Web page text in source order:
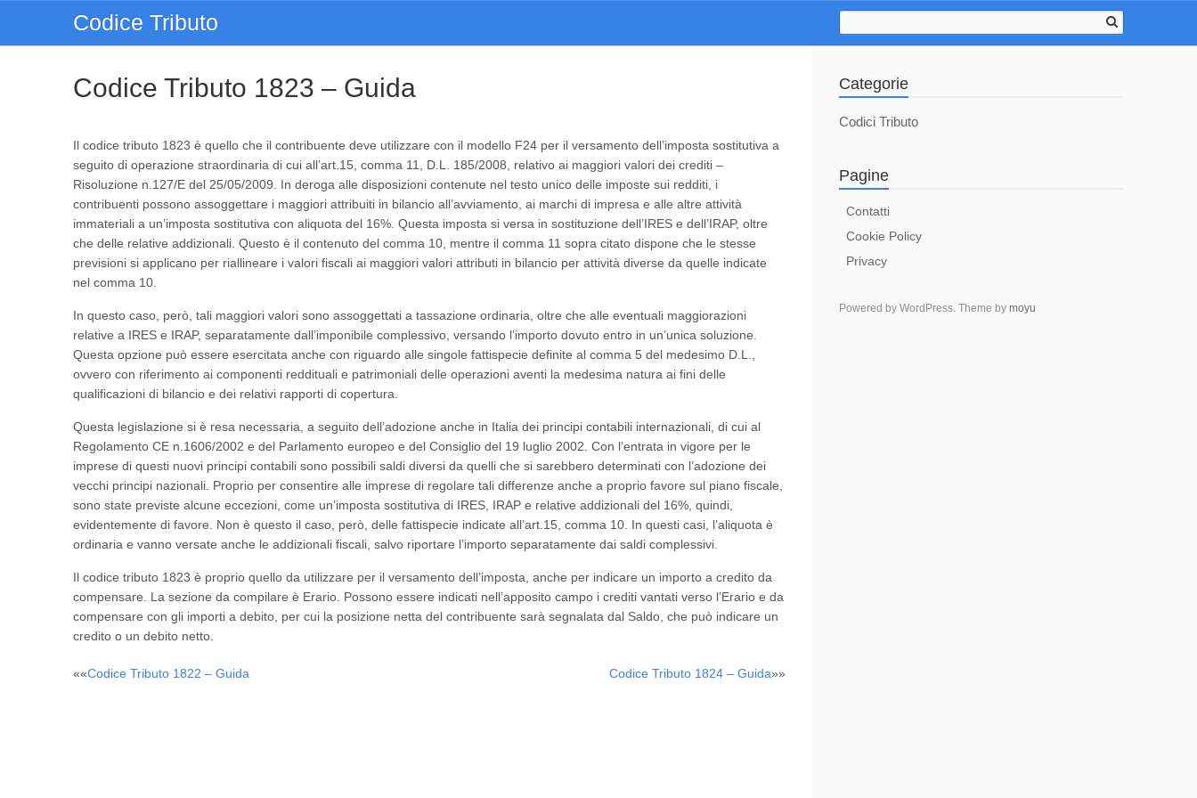
Codice Tributo
Codice Tributo 1823 – Guida
Il codice tributo 1823 è quello che il contribuente deve utilizzare con il modello F24 per il versamento dell’imposta sostitutiva a
seguito di operazione straordinaria di cui all’art.15, comma 11, D.L. 185/2008, relativo ai maggiori valori dei crediti –
Risoluzione n.127/E del 25/05/2009. In deroga alle disposizioni contenute nel testo unico delle imposte sui redditi, i
contribuenti possono assoggettare i maggiori attribuiti in bilancio all’avviamento, ai marchi di impresa e alle altre attività
immateriali a un’imposta sostitutiva con aliquota del 16%. Questa imposta si versa in sostituzione dell’IRES e dell’IRAP, oltre
che delle relative addizionali. Questo è il contenuto del comma 10, mentre il comma 11 sopra citato dispone che le stesse
previsioni si applicano per riallineare i valori fiscali ai maggiori valori attributi in bilancio per attività diverse da quelle indicate
nel comma 10.
In questo caso, però, tali maggiori valori sono assoggettati a tassazione ordinaria, oltre che alle eventuali maggiorazioni
relative a IRES e IRAP, separatamente dall’imponibile complessivo, versando l’importo dovuto entro in un’unica soluzione.
Questa opzione può essere esercitata anche con riguardo alle singole fattispecie definite al comma 5 del medesimo D.L.,
ovvero con riferimento ai componenti reddituali e patrimoniali delle operazioni aventi la medesima natura ai fini delle
qualificazioni di bilancio e dei relativi rapporti di copertura.
Questa legislazione si è resa necessaria, a seguito dell’adozione anche in Italia dei principi contabili internazionali, di cui al
Regolamento CE n.1606/2002 e del Parlamento europeo e del Consiglio del 19 luglio 2002. Con l’entrata in vigore per le
imprese di questi nuovi principi contabili sono possibili saldi diversi da quelli che si sarebbero determinati con l’adozione dei
vecchi principi nazionali. Proprio per consentire alle imprese di regolare tali differenze anche a proprio favore sul piano fiscale,
sono state previste alcune eccezioni, come un’imposta sostitutiva di IRES, IRAP e relative addizionali del 16%, quindi,
evidentemente di favore. Non è questo il caso, però, delle fattispecie indicate all’art.15, comma 10. In questi casi, l’aliquota è
ordinaria e vanno versate anche le addizionali fiscali, salvo riportare l’importo separatamente dai saldi complessivi.
Il codice tributo 1823 è proprio quello da utilizzare per il versamento dell’imposta, anche per indicare un importo a credito da
compensare. La sezione da compilare è Erario. Possono essere indicati nell’apposito campo i crediti vantati verso l’Erario e da
compensare con gli importi a debito, per cui la posizione netta del contribuente sarà segnalata dal Saldo, che può indicare un
credito o un debito netto.
Post
««Codice Tributo 1822 – Guida Codice Tributo 1824 – Guida»»
Categorie
Codici Tributo
Pagine
Contatti
Cookie Policy
Privacy
Powered by WordPress. Theme by moyu